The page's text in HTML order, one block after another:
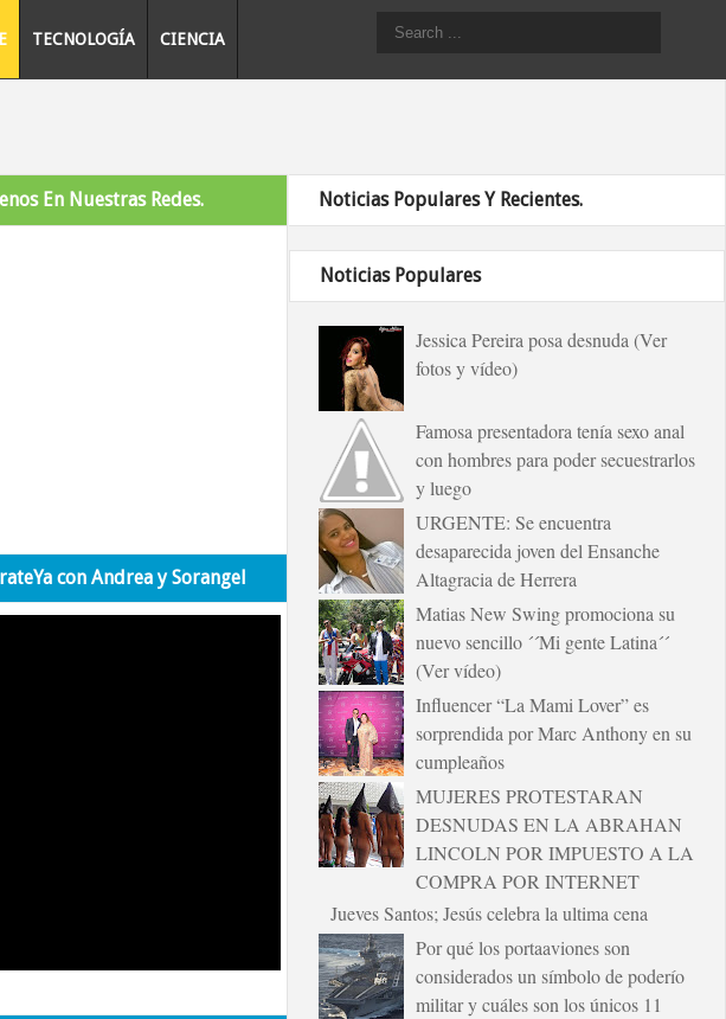
TECNOLOGÍA CIENCIA
En Nuestras Redes.
con Andrea y Sorangel
Noticias Populares Y Recientes.
Noticias Populares
Jessica Pereira posa desnuda (Ver
fotos y vídeo)
Famosa presentadora tenía sexo anal
con hombres para poder secuestrarlos
y luego
URGENTE: Se encuentra
desaparecida joven del Ensanche
Altagracia de Herrera
Matias New Swing promociona su
nuevo sencillo ´´Mi gente Latina´´
(Ver vídeo)
Influencer “La Mami Lover” es
sorprendida por Marc Anthony en su
cumpleaños
MUJERES PROTESTARAN
DESNUDAS EN LA ABRAHAN
LINCOLN POR IMPUESTO A LA
COMPRA POR INTERNET
Jueves Santos; Jesús celebra la ultima cena
Por qué los portaaviones son
considerados un símbolo de poderío
militar y cuáles son los únicos 11